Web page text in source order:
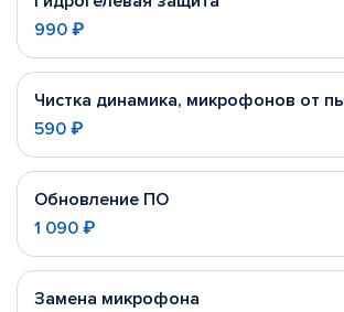
990 ₽
Чистка динамика, микрофонов от
590 ₽
Обновление ПО
1 090 ₽
Замена микрофона